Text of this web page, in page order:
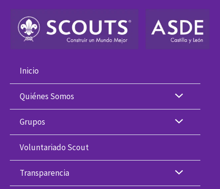
contenido
Inicio
Quiénes Somos
Grupos
Voluntariado Scout
Transparencia